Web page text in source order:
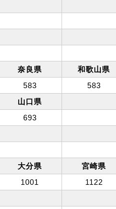
奈良県
和歌山県
583 583
山口県
693
大分県 宮崎県
1001 1122